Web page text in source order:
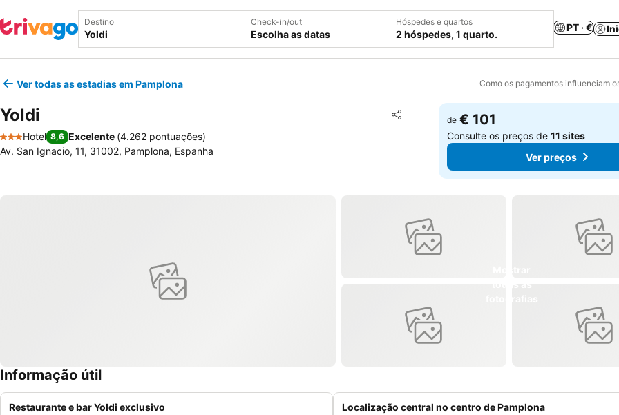
Destino Check-in/out
Escolha as datas
Hóspedes e quartos
2 hóspedes, 1 quarto.
PT · €
Ver todas as estadias em Pamplona Como os pagamentos influenciam
Yoldi Partilhar
Adicionar aos favoritos
3 Estrelas
Hotel 8,6 Excelente (4.262 pontuações)
Av. San Ignacio, 11, 31002, Pamplona, Espanha
de € 101
Consulte os preços de11 sites
Ver preços
Informação útil
Restaurante e bar Yoldi exclusivo
Localização central no centro de Pamplona